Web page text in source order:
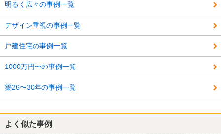
明るく広々の事例一覧
デザイン重視の事例一覧
戸建住宅の事例一覧
1000万円〜の事例一覧
築26〜30年の事例一覧
よく似た事例